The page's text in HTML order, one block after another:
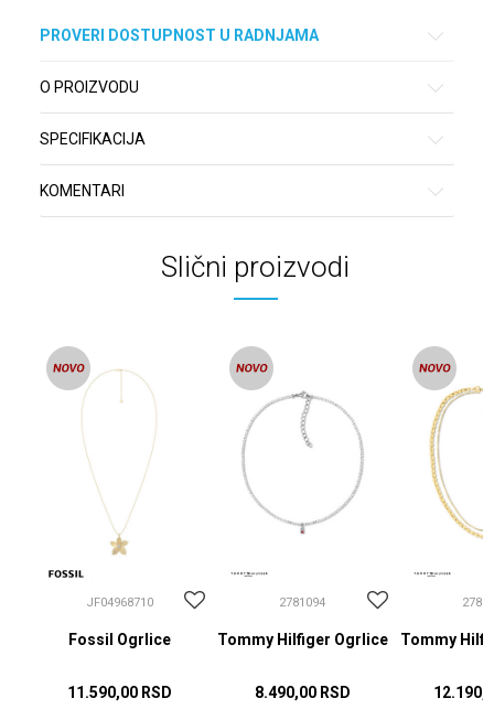
PROVERI DOSTUPNOST U RADNJAMA
O PROIZVODU
SPECIFIKACIJA
KOMENTARI
Slični proizvodi
JF04968710
Fossil Ogrlice
11.590,00 RSD
2781094
Tommy Hilfiger Ogrlice
8.490,00 RSD
Tommy